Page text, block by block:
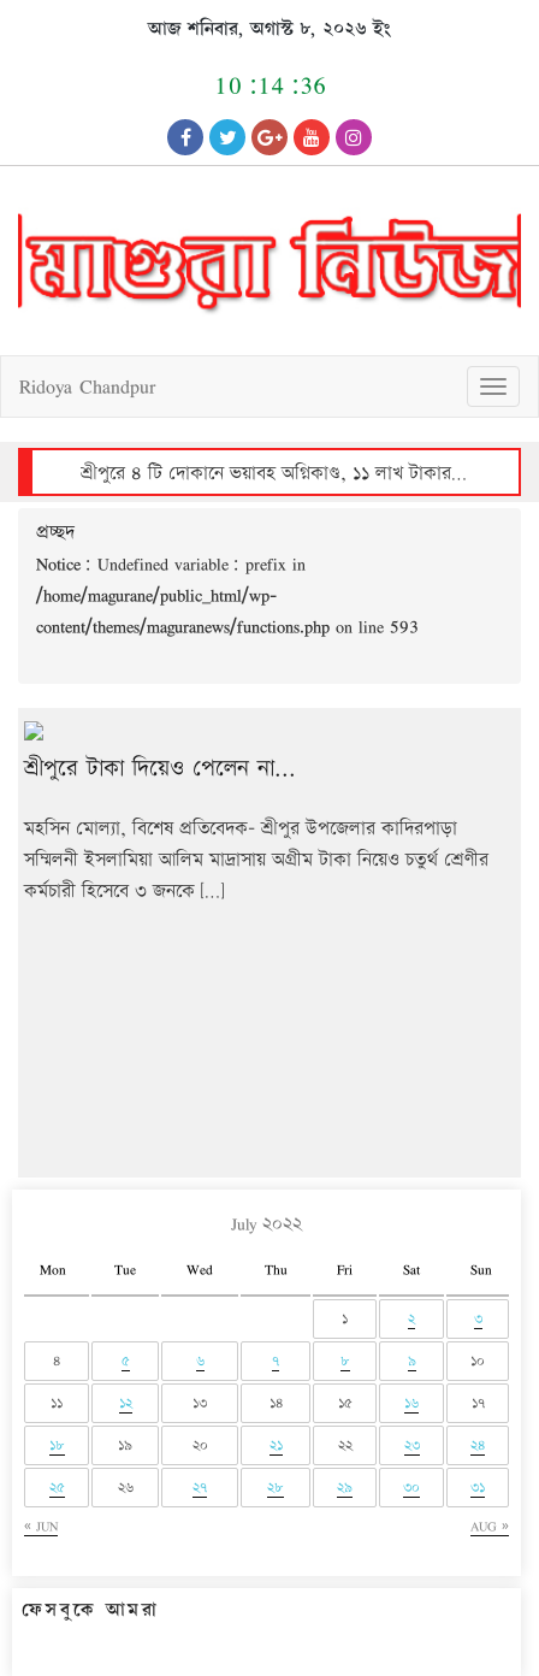
আজ শনিবার, অগাস্ট ৮, ২০২৬ ইং
10:14:36
T
o
g
g
l
a
t
Ridoya Chandpur
শ্রীপুরে ৪ টি দোকানে ভয়াবহ অগ্নিকাণ্ড, ১১ লাখ টাকার ক্ষয়ক্ষতি
প্রচ্ছদ
Notice : Undefined variable: prefix in
/home/magurane/public_html/wp-
content/themes/maguranews/functions.php on line 593
শ্রীপুরে টাকা দিয়েও পেলেন না...
মহসিন মোল্যা, বিশেষ প্রতিবেদক- শ্রীপুর উপজেলার কাদিরপাড়া
সম্মিলনী ইসলামিয়া আলিম মাদ্রাসায় অগ্রীম টাকা নিয়েও চতুর্থ শ্রেণীর
কর্মচারী হিসেবে ৩ জনকে […]
July ২০২২
Mon Tue Wed Thu Fri Sat Sun
« JUN AUG »
১ ২ ৩
৪ ৫ ৬ ৭ ৮ ৯ ১০
১১ ১২ ১৩ ১৪ ১৫ ১৬ ১৭
১৮ ১৯ ২০ ২১ ২২ ২৩ ২৪
২৫ ২৬ ২৭ ২৮ ২৯ ৩০ ৩১
ফেসবুকে আমরা